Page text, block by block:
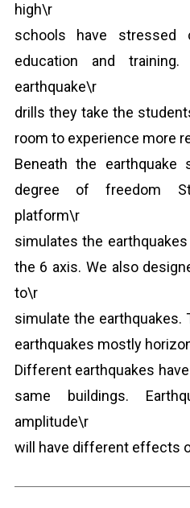
high\r
schools have stressed
education and
earthquake\r
drills they take the
room to experience more
Beneath the earthquake
degree of freedom
platform\r
simulates the
the 6 axis. We also
to\r
simulate the earthquakes.
earthquakes mostly
Different earthquakes
same buildings.
amplitude\r
will have different effects